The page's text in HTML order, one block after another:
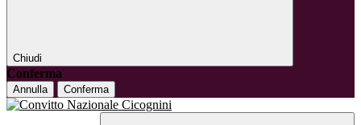
Chiudi
Conferma
Annulla Conferma